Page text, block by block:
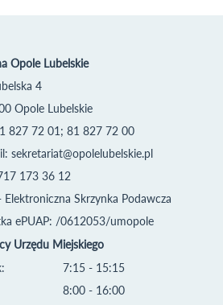
Opole Lubelskie
4
Opole Lubelskie
827 72 01; 81 827 72 00
sekretariat@opolelubelskie.pl
173 36 12
Elektroniczna Skrzynka Podawcza
ePUAP: /0612053/umopole
Urzędu Miejskiego
7:15 - 15:15
8:00 - 16:00